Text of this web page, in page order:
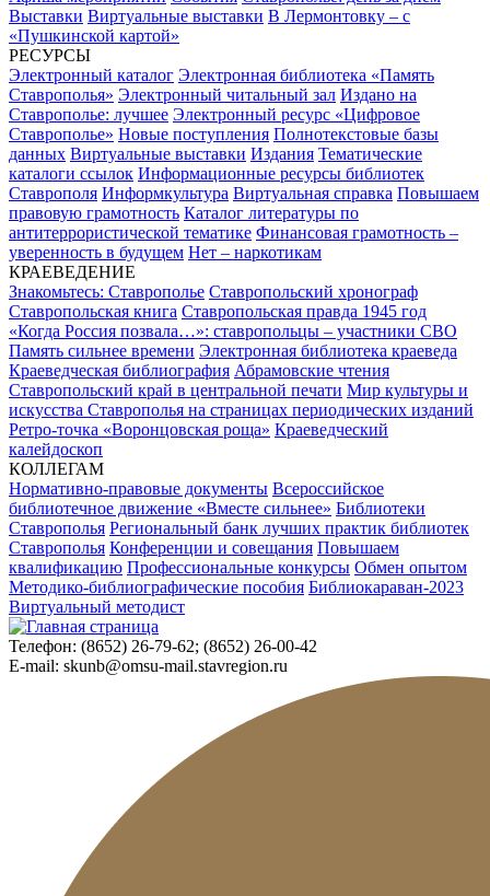
Выставки Виртуальные выставки В Лермонтовку – с
«Пушкинской картой»
РЕСУРСЫ
Электронный каталог Электронная библиотека «Память
Ставрополья» Электронный читальный зал Издано на
Ставрополье: лучшее Электронный ресурс «Цифровое
Ставрополье» Новые поступления Полнотекстовые базы
данных Виртуальные выставки Издания Тематические
каталоги ссылок Информационные ресурсы библиотек
Ставрополя Информкультура Виртуальная справка Повышаем
правовую грамотность Каталог литературы по
антитеррористической тематике Финансовая грамотность –
уверенность в будущем Нет – наркотикам
КРАЕВЕДЕНИЕ
Знакомьтесь: Ставрополье Ставропольский хронограф
Ставропольская книга Ставропольская правда 1945 год
«Когда Россия позвала…»: ставропольцы – участники СВО
Память сильнее времени Электронная библиотека краеведа
Краеведческая библиография Абрамовские чтения
Ставропольский край в центральной печати Мир культуры и
искусства Ставрополья на страницах периодических изданий
Ретро-точка «Воронцовская роща» Краеведческий
калейдоскоп
КОЛЛЕГАМ
Нормативно-правовые документы Всероссийское
библиотечное движение «Вместе сильнее» Библиотеки
Ставрополья Региональный банк лучших практик библиотек
Ставрополья Конференции и совещания Повышаем
квалификацию Профессиональные конкурсы Обмен опытом
Методико-библиографические пособия Библиокараван-2023
Виртуальный методист
Телефон: (8652) 26-79-62; (8652) 26-00-42
E-mail: skunb@omsu-mail.stavregion.ru